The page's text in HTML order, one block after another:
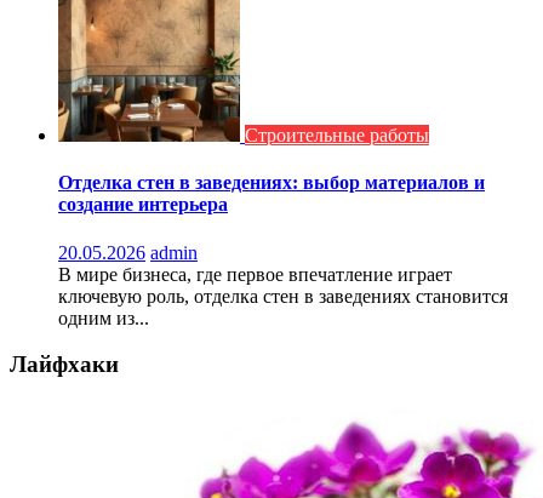
Строительные работы
Отделка стен в заведениях: выбор материалов и
создание интерьера
20.05.2026 admin
В мире бизнеса, где первое впечатление играет
ключевую роль, отделка стен в заведениях становится
одним из...
Лайфхаки